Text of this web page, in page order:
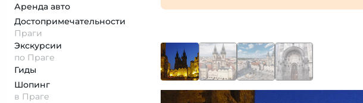
Аренда авто
Достопримеча­тельности
Праги
Экскурсии
по Праге
Гиды
Шопинг
в Праге